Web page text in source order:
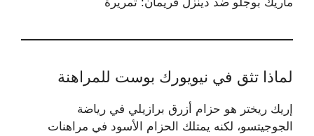
لماذا تثق في نيويورك بوست للمراهنة
إريك ريختر هو حزام أزرق برازيلي في رياضة
الجوجيتسو، لكنه يمتلك الحزام الأسود في مراهنات